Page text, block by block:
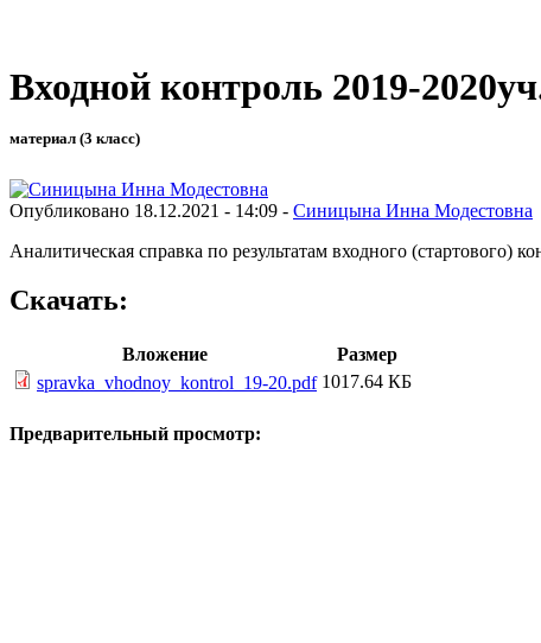
Входной контроль 2019-
материал (3 класс)
Опубликовано 18.12.2021 - 14:09 - Синицына Инна Модестовна
Аналитическая справка по результатам входного (стартового)
Скачать:
Вложение
Размер
spravka_vhodnoy_kontrol_19-20.pdf 1017.64 КБ
Предварительный просмотр: